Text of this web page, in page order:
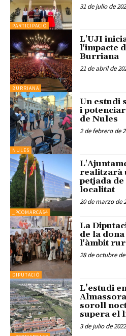
PARTICIPACIÓ
31 de julio de
BURRIANA
L'UJI
l'impacte
Burriana
21 de abril de
NULES
Un estudi
i
de Nules
2 de febrero de
_PCOMARCAS4
realitzarà
petjada
localitat
20 de marzo de
DIPUTACIÓ
La
de la
l'àmbit
28 de octubre de
L’estudi
soroll
supera el
3 de julio de 2022